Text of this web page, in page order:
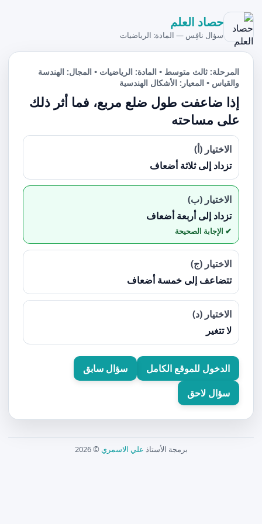
حصاد العلم
سؤال نافِس — المادة: الرياضيات
المرحلة: ثالث متوسط • المادة: الرياضيات • المجال: الهندسة
والقياس • المعيار: الأشكال الهندسية
إذا ضاعفت طول ضلع مربع، فما أثر ذلك
على مساحته
الاختيار (أ)
تزداد إلى ثلاثة أضعاف
الاختيار (ب)
تزداد إلى أربعة أضعاف
الاختيار (ج)
تتضاعف إلى خمسة أضعاف
الاختيار (د)
لا تتغير
الدخول للموقع الكامل
سؤال سابق
سؤال لاحق
برمجة الأستاذ علي الاسمري © 2026